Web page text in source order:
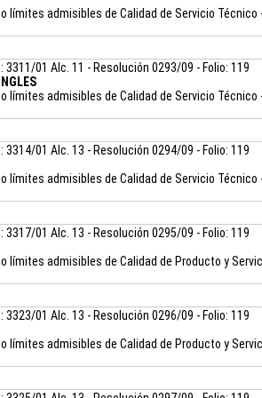
límites admisibles de Calidad de Servicio
3311/01 Alc. 11 - Resolución 0293/09 - Folio: 119
límites admisibles de Calidad de Servicio
3314/01 Alc. 13 - Resolución 0294/09 - Folio: 119
límites admisibles de Calidad de Servicio
3317/01 Alc. 13 - Resolución 0295/09 - Folio: 119
límites admisibles de Calidad de Producto y
3323/01 Alc. 13 - Resolución 0296/09 - Folio: 119
límites admisibles de Calidad de Producto y